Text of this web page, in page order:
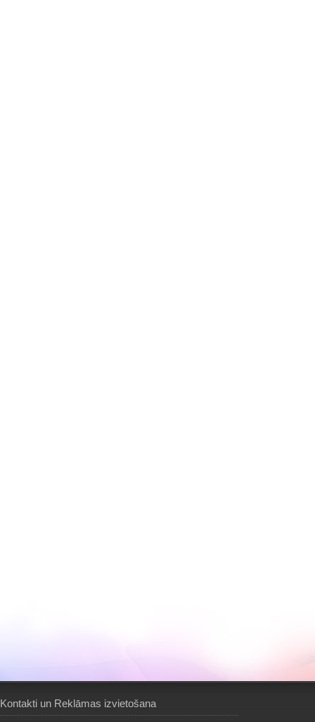
Kontakti un Reklāmas izvietošana